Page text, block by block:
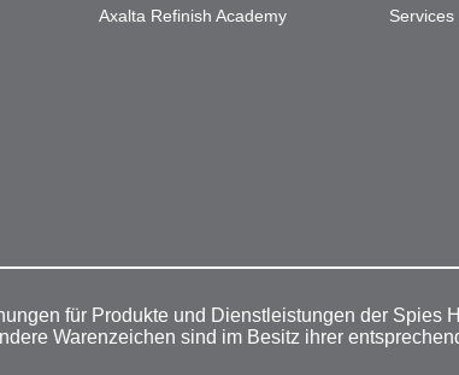
Axalta Refinish Academy
Services
für Produkte und Dienstleistungen der Spies
Warenzeichen sind im Besitz ihrer